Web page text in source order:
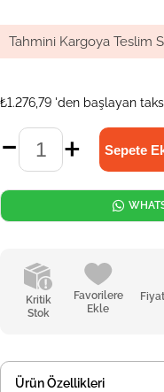
Tahmini Kargoya Teslim
₺1.276,79 'den başlayan
Kritik
Stok
Favorilere
Ekle
Ürün Özellikleri